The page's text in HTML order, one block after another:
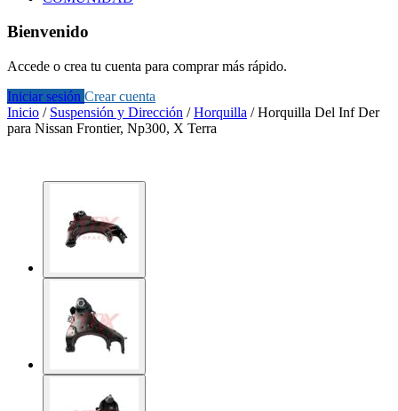
Bienvenido
Accede o crea tu cuenta para comprar más rápido.
Iniciar sesión Crear cuenta
Inicio / Suspensión y Dirección /Horquilla /Horquilla Del Inf Der
para Nissan Frontier, Np300, X Terra